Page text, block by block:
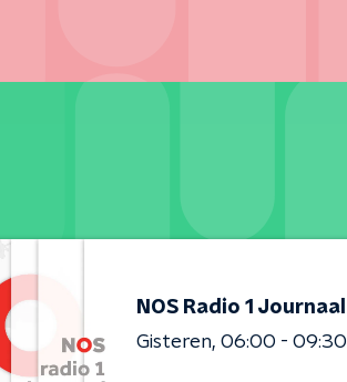
NOS Radio 1 Journaal
Gisteren 06:00 - 09:30